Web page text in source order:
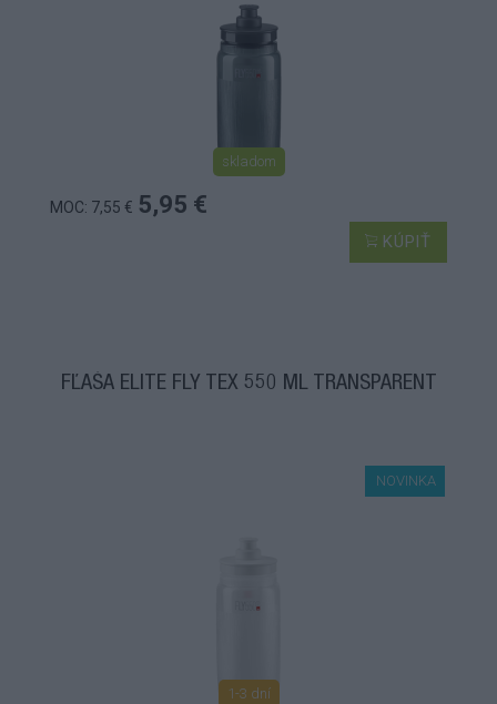
skladom
MOC: 7,55 € 5,95 €
KÚPIŤ
FĽAŠA ELITE FLY TEX 550 ML TRANSPARENT
NOVINKA
1-3 dní